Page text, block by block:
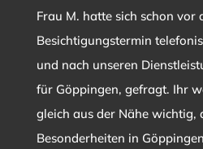
Frau M. hatte sich schon vor
Besichtigungstermin
und nach unseren
für Göppingen, gefragt. Ihr
gleich aus der Nähe wichtig,
Besonderheiten in